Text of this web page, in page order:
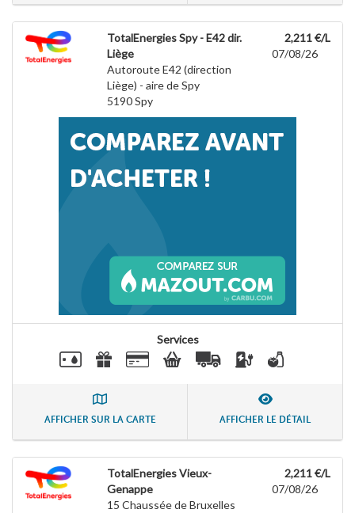
TotalEnergies Spy - E42 dir.
Liège
Autoroute E42 (direction
Liège) - aire de Spy
5190Spy
2,211 €/L
07/08/26
Services
AFFICHER SUR LA CARTE AFFICHER LE DÉTAIL
TotalEnergies Vieux-
Genappe
15 Chaussée de Bruxelles
2,211 €/L
07/08/26